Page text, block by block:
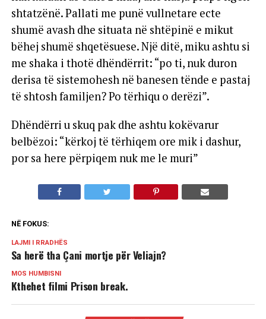
shtatzënë. Pallati me punë vullnetare ecte
shumë avash dhe situata në shtëpinë e mikut
bëhej shumë shqetësuese. Një ditë, miku ashtu si
me shaka i thotë dhëndërrit: “po ti, nuk duron
derisa të sistemohesh në banesen tënde e pastaj
të shtosh familjen? Po tërhiqu o derëzi”.
Dhëndërri u skuq pak dhe ashtu kokëvarur
belbëzoi: “kërkoj të tërhiqem ore mik i dashur,
por sa here përpiqem nuk me le muri”
NË FOKUS:
LAJMI I RRADHËS
Sa herë tha Çani mortje për Veliajn?
MOS HUMBISNI
Kthehet filmi Prison break.